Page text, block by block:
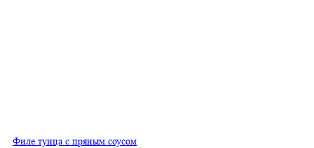
Филе тунца с пряным соусом